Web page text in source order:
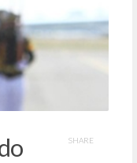
SHARE